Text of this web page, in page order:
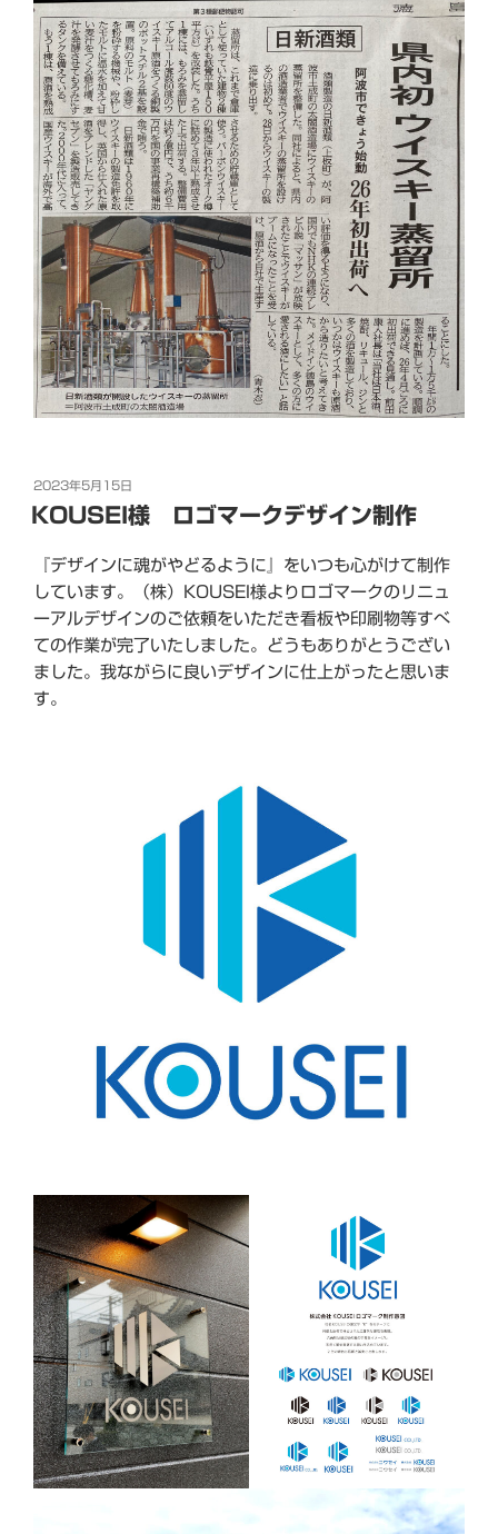
投
稿
日:
2023年5月15日
KOUSEI様 ロゴマークデザイン制作
『デザインに魂がやどるように』をいつも心がけて制作
しています。（株）KOUSEI様よりロゴマークのリニュ
ーアルデザインのご依頼をいただき看板や印刷物等すべ
ての作業が完了いたしました。どうもありがとうござい
ました。我ながらに良いデザインに仕上がったと思いま
す。